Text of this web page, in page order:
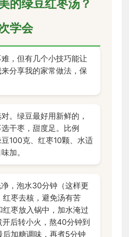
的绿豆红枣汤？
学会
，但有几个小技巧能让
分享我的家常做法，保
。绿豆最好用新鲜的，
干枣，甜度足。比例
100克、红枣10颗、水适
加。
，泡水30分钟（这样更
枣去核，避免汤有苦
枣放入锅中，加水淹过
后转小火，熬40分钟到
加糖调味，再煮5分钟